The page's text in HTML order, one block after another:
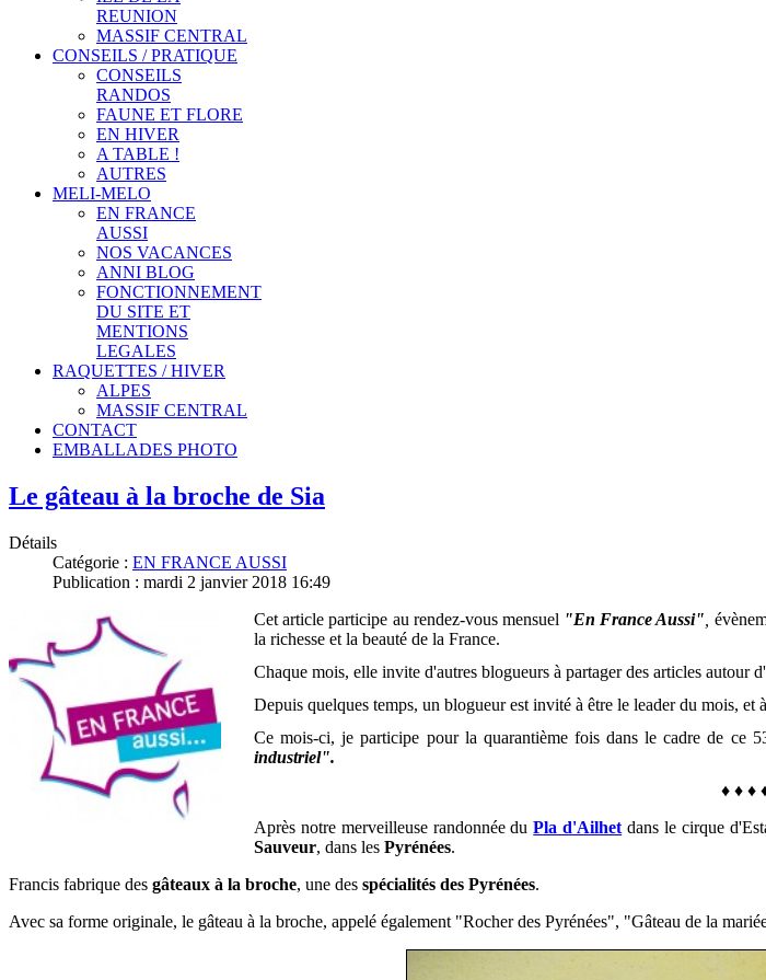
REUNION
MASSIF CENTRAL
CONSEILS / PRATIQUE
CONSEILS
RANDOS
FAUNE ET FLORE
EN HIVER
A TABLE !
AUTRES
MELI-MELO
EN FRANCE
AUSSI
NOS VACANCES
ANNI BLOG
FONCTIONNEMENT
DU SITE ET
MENTIONS
LEGALES
RAQUETTES / HIVER
ALPES
MASSIF CENTRAL
CONTACT
EMBALLADES PHOTO
Le gâteau à la broche de Sia
Détails
Catégorie : EN FRANCE AUSSI
Publication : mardi 2 janvier 2018 16:49
Cet article participe au rendez-vous mensuel "En France Aussi"
la richesse et la beauté de la France.
Chaque mois, elle invite d'autres blogueurs à partager des articles autour
Depuis quelques temps, un blogueur est invité à être le leader du mois, et
Ce mois-ci, je participe pour la quarantième fois dans le cadre de ce
industriel".
♦ ♦ ♦
Après notre merveilleuse randonnée duPla d'Ailhet dans le cirque
Sauveur, dans les Pyrénées.
Francis fabrique des gâteaux à la broche, une des spécialités des Pyrénées.
Avec sa forme originale, le gâteau à la broche, appelé également "Rocher des Pyrénées", "Gâteau de la